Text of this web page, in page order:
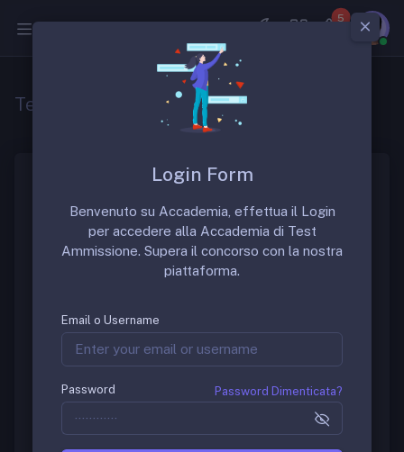
5
Test SSM 2019
tutta Italia e si svolgono in modalità computer-based.
Prevede140 quesitia risposta multipla con 5
alternative, che devono essere svolti in 210 minuti. Le
domande vertono su argomenti di
contesto dicasi clinici
Prove ufficiali Specializzazioni
Mediche: Demo Software
Login Form
Benvenuto su Accademia, effettua il Login
per accedere alla Accademia di Test
Ammissione. Supera il concorso con la nostra
piattaforma.
Email o Username
Password Password Dimenticata?